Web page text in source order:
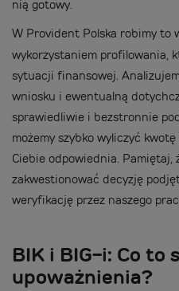
nią gotowy.
W Provident Polska robimy to
wykorzystaniem profilowania,
sytuacji finansowej.
wniosku i ewentualną
sprawiedliwie i bezstronnie
możemy szybko wyliczyć
Ciebie odpowiednia. Pamiętaj,
zakwestionować decyzję
weryfikację przez naszego
BIK i BIG-i: Co to
upoważnienia?